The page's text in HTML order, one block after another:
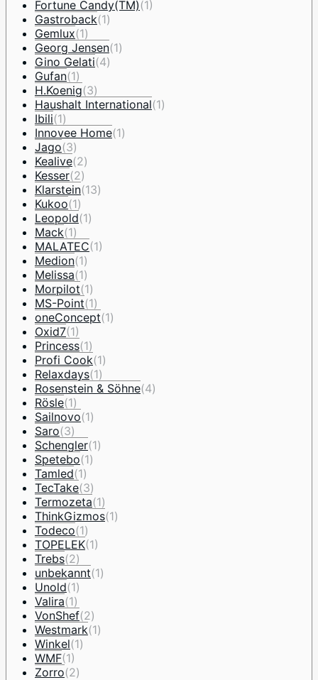
Fortune Candy(TM)(1)
Gastroback(1)
Gemlux(1)
Georg Jensen(1)
Gino Gelati(4)
Gufan(1)
H.Koenig(3)
Haushalt International(1)
Ibili(1)
Innovee Home(1)
Jago(3)
Kealive(2)
Kesser(2)
Klarstein(13)
Kukoo(1)
Leopold(1)
Mack(1)
MALATEC(1)
Medion(1)
Melissa(1)
Morpilot(1)
MS-Point(1)
oneConcept(1)
Oxid7(1)
Princess(1)
Profi Cook(1)
Relaxdays(1)
Rosenstein & Söhne(4)
Rösle(1)
Sailnovo(1)
Saro(3)
Schengler(1)
Spetebo(1)
Tamled(1)
TecTake(3)
Termozeta(1)
ThinkGizmos(1)
Todeco(1)
TOPELEK(1)
Trebs(2)
unbekannt(1)
Unold(1)
Valira(1)
VonShef(2)
Westmark(1)
Winkel(1)
WMF(1)
Zorro(2)